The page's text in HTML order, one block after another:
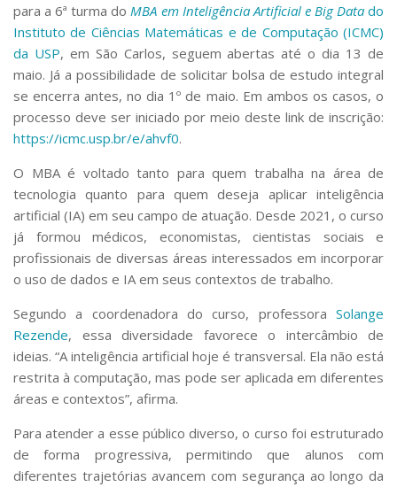
para a 6ª turma doMBA em Inteligência Artificial e Big Datado
Instituto de Ciências Matemáticas e de Computação (ICMC)
da USP, em São Carlos, seguem abertas até o dia 13 de
maio. Já a possibilidade de solicitar bolsa de estudo integral
se encerra antes, no dia 1º de maio. Em ambos os casos, o
processo deve ser iniciado por meio deste link de inscrição:
https://icmc.usp.br/e/ahvf0.
O MBA é voltado tanto para quem trabalha na área de
tecnologia quanto para quem deseja aplicar inteligência
artificial (IA) em seu campo de atuação. Desde 2021, o curso
já formou médicos, economistas, cientistas sociais e
profissionais de diversas áreas interessados em incorporar
o uso de dados e IA em seus contextos de trabalho.
Segundo a coordenadora do curso, professora Solange
Rezende, essa diversidade favorece o intercâmbio de
ideias. “A inteligência artificial hoje é transversal. Ela não está
restrita à computação, mas pode ser aplicada em diferentes
áreas e contextos”, afirma.
Para atender a esse público diverso, o curso foi estruturado
de forma progressiva, permitindo que alunos com
diferentes trajetórias avancem com segurança ao longo da